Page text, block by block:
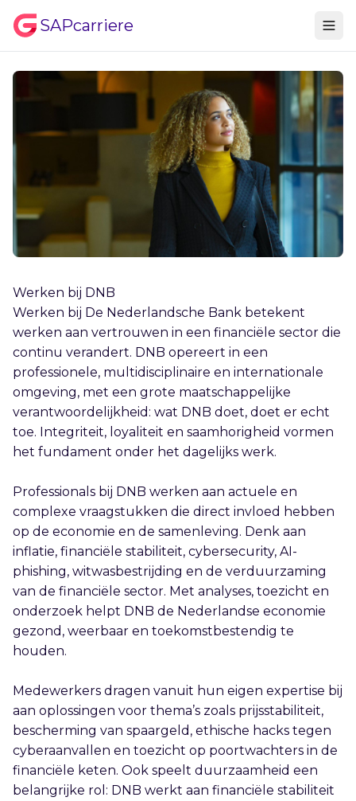
SAPcarriere
Werken bij DNB
Werken bij De Nederlandsche Bank betekent
werken aan vertrouwen in een financiële sector die
continu verandert. DNB opereert in een
professionele, multidisciplinaire en internationale
omgeving, met een grote maatschappelijke
verantwoordelijkheid: wat DNB doet, doet er echt
toe. Integriteit, loyaliteit en saamhorigheid vormen
het fundament onder het dagelijks werk.
Professionals bij DNB werken aan actuele en
complexe vraagstukken die direct invloed hebben
op de economie en de samenleving. Denk aan
inflatie, financiële stabiliteit, cybersecurity, AI-
phishing, witwasbestrijding en de verduurzaming
van de financiële sector. Met analyses, toezicht en
onderzoek helpt DNB de Nederlandse economie
gezond, weerbaar en toekomstbestendig te
houden.
Medewerkers dragen vanuit hun eigen expertise bij
aan oplossingen voor thema’s zoals prijsstabiliteit,
bescherming van spaargeld, ethische hacks tegen
cyberaanvallen en toezicht op poortwachters in de
financiële keten. Ook speelt duurzaamheid een
belangrijke rol: DNB werkt aan financiële stabiliteit